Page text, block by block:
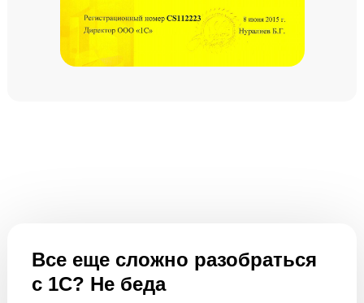
Все еще сложно разобраться
с 1С? Не беда